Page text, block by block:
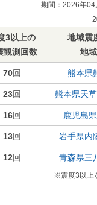
期間：2026年
3以上の
観測回数
地域震
地域
70回 熊本県
23回 熊本県天
16回 鹿児島
13回 岩手県内
12回 青森県三
※震度3以上